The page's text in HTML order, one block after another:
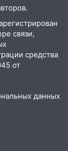
в
связи,
средства
от
данных